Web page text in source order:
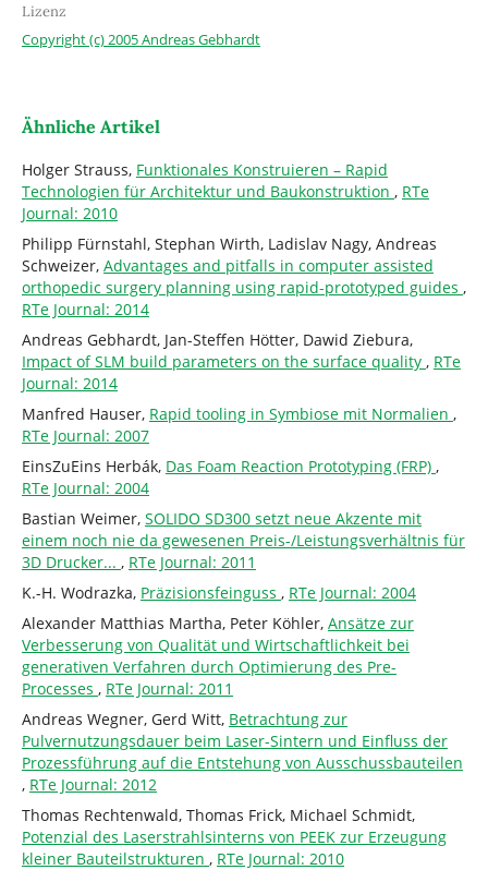
Lizenz
Copyright (c) 2005 Andreas Gebhardt
Ähnliche Artikel
Holger Strauss, Funktionales Konstruieren – Rapid
Technologien für Architektur und Baukonstruktion , RTe
Journal: 2010
Philipp Fürnstahl, Stephan Wirth, Ladislav Nagy, Andreas
Schweizer, Advantages and pitfalls in computer assisted
orthopedic surgery planning using rapid-prototyped guides ,
RTe Journal: 2014
Andreas Gebhardt, Jan-Steffen Hötter, Dawid Ziebura,
Impact of SLM build parameters on the surface quality , RTe
Journal: 2014
Manfred Hauser, Rapid tooling in Symbiose mit Normalien ,
RTe Journal: 2007
EinsZuEins Herbák, Das Foam Reaction Prototyping (FRP) ,
RTe Journal: 2004
Bastian Weimer, SOLIDO SD300 setzt neue Akzente mit
einem noch nie da gewesenen Preis-/Leistungsverhältnis für
3D Drucker... , RTe Journal: 2011
K.-H. Wodrazka, Präzisionsfeinguss , RTe Journal: 2004
Alexander Matthias Martha, Peter Köhler, Ansätze zur
Verbesserung von Qualität und Wirtschaftlichkeit bei
generativen Verfahren durch Optimierung des Pre-
Processes , RTe Journal: 2011
Andreas Wegner, Gerd Witt, Betrachtung zur
Pulvernutzungsdauer beim Laser-Sintern und Einfluss der
Prozessführung auf die Entstehung von Ausschussbauteilen
, RTe Journal: 2012
Thomas Rechtenwald, Thomas Frick, Michael Schmidt,
Potenzial des Laserstrahlsinterns von PEEK zur Erzeugung
kleiner Bauteilstrukturen , RTe Journal: 2010